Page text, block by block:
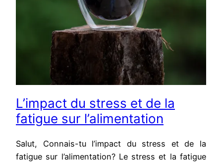
L’impact du stress et de la
fatigue sur l’alimentation
Salut, Connais-tu l’impact du stress et de la
fatigue sur l’alimentation? Le stress et la fatigue